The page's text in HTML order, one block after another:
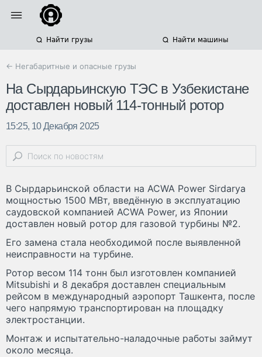
Найти грузы Найти машины
← Негабаритные и опасные грузы
На Сырдарьинскую ТЭС в Узбекистане
доставлен новый 114-тонный ротор
15:25, 10 Декабря 2025
В Сырдарьинской области на ACWA Power Sirdarya
мощностью 1500 МВт, введённую в эксплуатацию
саудовской компанией ACWA Power, из Японии
доставлен новый ротор для газовой турбины №2.
Его замена стала необходимой после выявленной
неисправности на турбине.
Ротор весом 114 тонн был изготовлен компанией
Mitsubishi и 8 декабря доставлен специальным
рейсом в международный аэропорт Ташкента, после
чего напрямую транспортирован на площадку
электростанции.
Монтаж и испытательно-наладочные работы займут
около месяца.